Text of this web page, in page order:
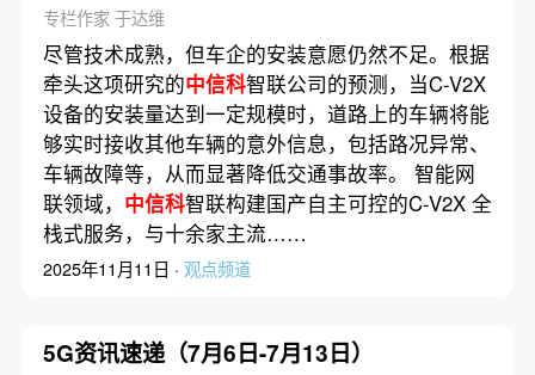
专栏作家 于达维
尽管技术成熟，但车企的安装意愿仍然不足。根据
牵头这项研究的中信科智联公司的预测，当C-V2X
设备的安装量达到一定规模时，道路上的车辆将能
够实时接收其他车辆的意外信息，包括路况异常、
车辆故障等，从而显著降低交通事故率。 智能网
联领域， 中信科智联构建国产自主可控的C-V2X 全
栈式服务，与十余家主流……
2025年11月11日 · 观点频道
5G资讯速递（7月6日-7月13日）